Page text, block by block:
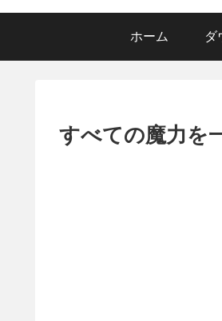
ホーム ダ
すべての魔力を